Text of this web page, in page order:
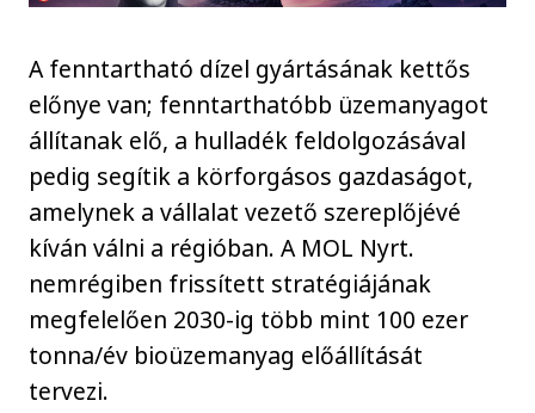
A fenntartható dízel gyártásának kettős
előnye van; fenntarthatóbb üzemanyagot
állítanak elő, a hulladék feldolgozásával
pedig segítik a körforgásos gazdaságot,
amelynek a vállalat vezető szereplőjévé
kíván válni a régióban. A MOL Nyrt.
nemrégiben frissített stratégiájának
megfelelően 2030-ig több mint 100 ezer
tonna/év bioüzemanyag előállítását
tervezi.